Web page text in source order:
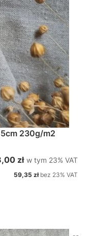
230g/m2
brutto
zł w tym %s VAT
w tym 23% VAT
Cena netto
59,35 zł bez 23% VAT